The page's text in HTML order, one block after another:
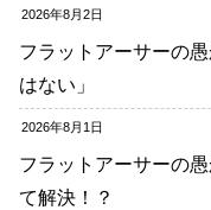
2026年8月2日
フラットアーサーの
はない」
2026年8月1日
フラットアーサーの
て解決！？